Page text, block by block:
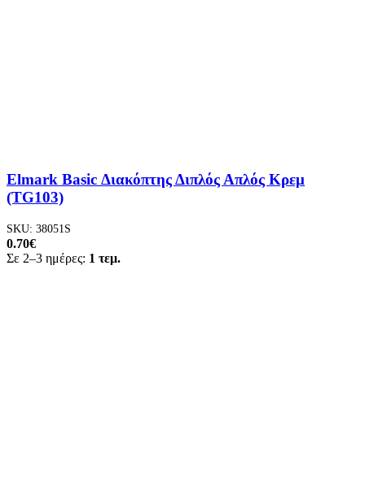
Elmark Basic Διακόπτης Διπλός Απλός Κρεμ
(TG103)
SKU: 38051S
0.70€
Σε 2–3 ημέρες: 1 τεμ.